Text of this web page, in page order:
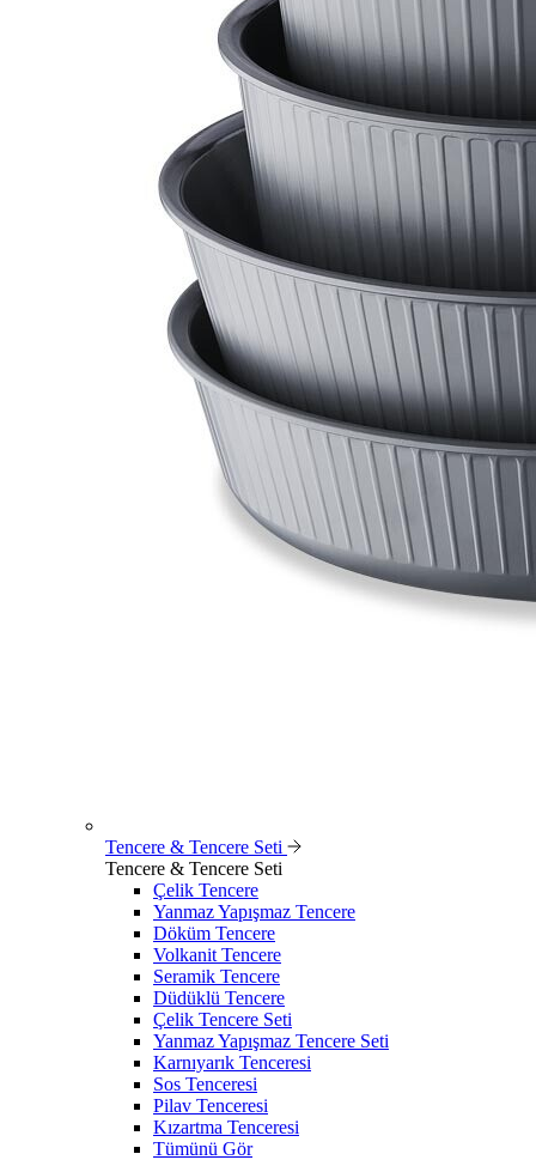
Tencere & Tencere Seti
Tencere & Tencere Seti
Çelik Tencere
Yanmaz Yapışmaz Tencere
Döküm Tencere
Volkanit Tencere
Seramik Tencere
Düdüklü Tencere
Çelik Tencere Seti
Yanmaz Yapışmaz Tencere Seti
Karnıyarık Tenceresi
Sos Tenceresi
Pilav Tenceresi
Kızartma Tenceresi
Tümünü Gör